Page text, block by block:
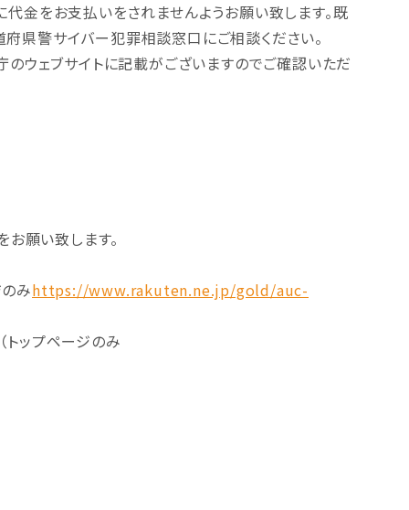
金をお支払いをされませんようお願い致します。既
県警サイバー犯罪相談窓口にご相談ください。
のウェブサイトに記載がございますのでご確認いただ
願い致します。
のみhttps://www.rakuten.ne.jp/gold/auc-
（トップページのみ